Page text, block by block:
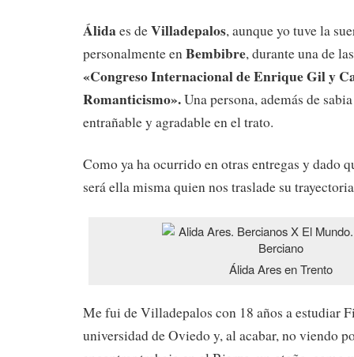
Álidaes deVilladepalos, aunque yo tuve la
personalmente enBembibre, durante una de
«Congreso Internacional de Enrique Gil y
Romanticismo».Una persona, además de
entrañable y agradable en el trato.
Como ya ha ocurrido en otras entregas y dado
será ella misma quien nos traslade su
Álida Ares en Trento
Me fui de Villadepalos con 18 años a estudiar
universidad de Oviedo y, al acabar, no viendo